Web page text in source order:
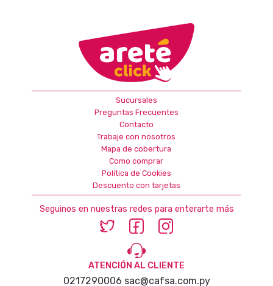
Sucursales
Preguntas Frecuentes
Contacto
Trabaje con nosotros
Mapa de cobertura
Como comprar
Política de Cookies
Descuento con tarjetas
Seguinos en nuestras redes para enterarte más
ATENCIÓN AL CLIENTE
0217290006 sac@cafsa.com.py